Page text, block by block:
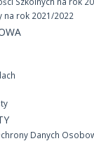
na rok 2021/2022
Danych